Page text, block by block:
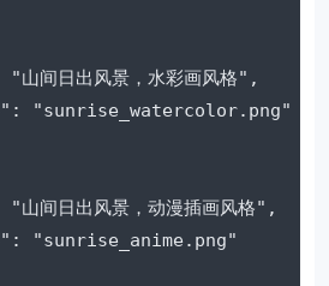
间日出风景，水彩画风格",
"sunrise_watercolor.png"
间日出风景，动漫插画风格",
"sunrise_anime.png"